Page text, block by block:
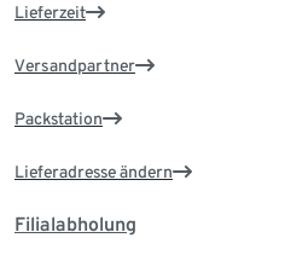
Lieferzeit
Versandpartner
Packstation
Lieferadresse ändern
Filialabholung